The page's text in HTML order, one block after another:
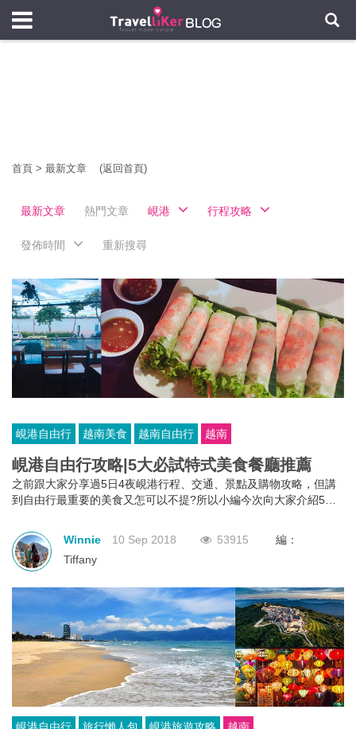
首頁 > 最新文章 (返回首頁)
最新文章 熱門文章 峴港 行程攻略
發佈時間 重新搜尋
峴港自由行 越南美食 越南自由行 越南
峴港自由行攻略|5大必試特式美食餐廳推薦
之前跟大家分享過5日4夜峴港行程、交通、景點及購物攻略，但講
到自由行最重要的美食又怎可以不提?所以小編今次向大家介紹5種
的美食路線及食評吧!
Winnie 10 Sep 2018 53915
編：
Tiffany